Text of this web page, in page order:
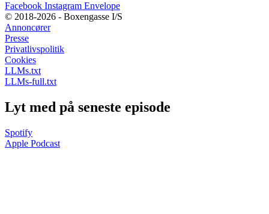
Facebook Instagram Envelope
© 2018-2026 - Boxengasse I/S
Annoncører
Presse
Privatlivspolitik
Cookies
LLMs.txt
LLMs-full.txt
Lyt med på seneste episode
Spotify
Apple Podcast